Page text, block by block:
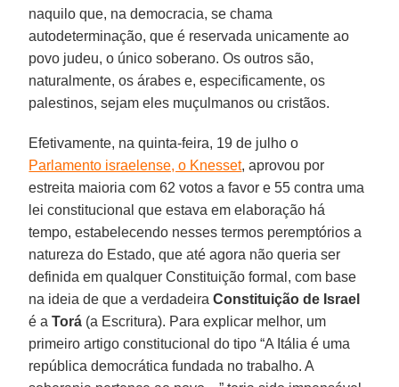
naquilo que, na democracia, se chama
autodeterminação, que é reservada unicamente ao
povo judeu, o único soberano. Os outros são,
naturalmente, os árabes e, especificamente, os
palestinos, sejam eles muçulmanos ou cristãos.
Efetivamente, na quinta-feira, 19 de julho o
Parlamento israelense, o Knesset, aprovou por
estreita maioria com 62 votos a favor e 55 contra uma
lei constitucional que estava em elaboração há
tempo, estabelecendo nesses termos peremptórios a
natureza do Estado, que até agora não queria ser
definida em qualquer Constituição formal, com base
na ideia de que a verdadeiraConstituição de Israel
é aTorá (a Escritura). Para explicar melhor, um
primeiro artigo constitucional do tipo “A Itália é uma
república democrática fundada no trabalho. A